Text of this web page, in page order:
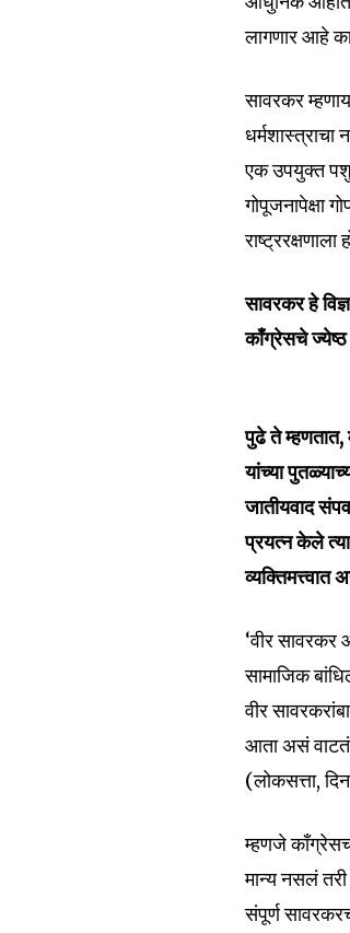
To subscribe,
the subscribe
won't spam
लागणार आहे
सावरकर
धर्मशास्त्राचा
एक उपयुक्त पशु
गोपूजनापेक्षा
सावरकर हे
काँग्रेसचे
पुढे ते म्हणतात,
यांच्या
जातीयवाद
प्रयत्न केले
व्यक्तिमत्त्वात
‘वीर सावरकर
सामाजिक
वीर
आता असं वाटतं
(लोकसत्ता,
म्हणजे
मान्य नसलं
संपूर्ण